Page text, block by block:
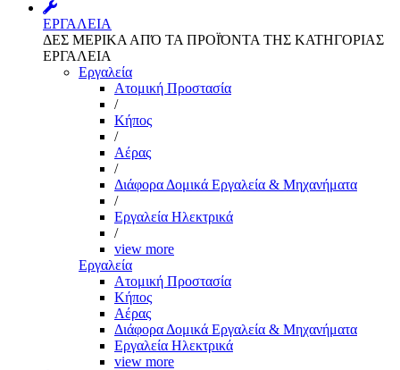
ΕΡΓΑΛΕΙΑ
ΔΕΣ ΜΕΡΙΚΑ ΑΠΌ ΤΑ ΠΡΟΪΌΝΤΑ ΤΗΣ ΚΑΤΗΓΟΡΙΑΣ
ΕΡΓΑΛΕΙΑ
Εργαλεία
Aτομική Προστασία
/
Kήπος
/
Αέρας
/
Διάφορα Δομικά Εργαλεία & Μηχανήματα
/
Εργαλεία Ηλεκτρικά
/
view more
Εργαλεία
Aτομική Προστασία
Kήπος
Αέρας
Διάφορα Δομικά Εργαλεία & Μηχανήματα
Εργαλεία Ηλεκτρικά
view more